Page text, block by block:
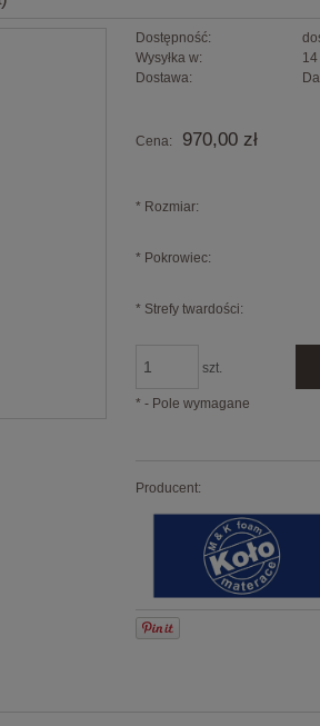
Dostępność:
Wysyłka w:
Dostawa:
płatnościCena: 970,00 zł
*Rozmiar:
*Pokrowiec:
*Strefy twardości:
szt.
*- Pole wymagane
Producent: